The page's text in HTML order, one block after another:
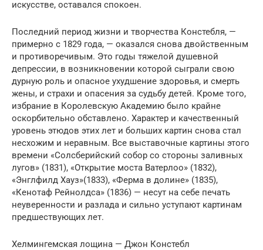
искусстве, оставался спокоен.
Последний период жизни и творчества Констебля, —
примерно с 1829 года, — оказался снова двойственным
и противоречивым. Это годы тяжелой душевной
депрессии, в возникновении которой сыграли свою
дурную роль и опасное ухудшение здоровья, и смерть
жены, и страхи и опасения за судьбу детей. Кроме того,
избрание в Королевскую Академию было крайне
оскорбительно обставлено. Характер и качественный
уровень этюдов этих лет и больших картин снова стал
несхожим и неравным. Все выставочные картины этого
времени «Солсберийский собор со стороны заливных
лугов» (1831), «Открытие моста Ватерлоо» (1832),
«Энглфилд Хауз»(1833), «Ферма в долине» (1835),
«Кенотаф Рейнолдса» (1836) — несут на себе печать
неуверенности и разлада и сильно уступают картинам
предшествующих лет.
Хелмингемская лощина — Джон Констебл